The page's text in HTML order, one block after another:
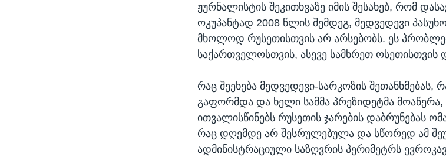
ჟურნალისტის შეკითხვაზე იმის შესახებ, რომ
ოკუპანტად 2008 წლის შემდეგ, მედვედევი
მხოლოდ რუსეთისთვის არ არსებობს. ეს
საქართველოსთვის, ასევე სამხრეთ ოსეთისთვის
რაც შეეხება მედვედევი-სარკოზის შეთანხმებას,
გაფორმდა და ხელი სამმა პრეზიდეტმა
ითვალისწინებს რუსეთის ჯარების დაბრუნებას
რაც დღემდე არ შესრულებულა და სწორედ ამ
ადმინისტრაციული საზღვრის პერიმეტრს